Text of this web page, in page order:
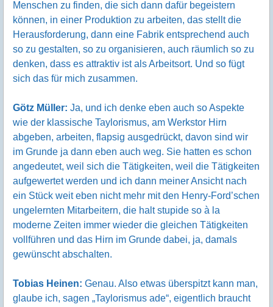
Menschen zu finden, die sich dann dafür begeistern
können, in einer Produktion zu arbeiten, das stellt die
Herausforderung, dann eine Fabrik entsprechend auch
so zu gestalten, so zu organisieren, auch räumlich so zu
denken, dass es attraktiv ist als Arbeitsort. Und so fügt
sich das für mich zusammen.
Götz Müller: Ja, und ich denke eben auch so Aspekte
wie der klassische Taylorismus, am Werkstor Hirn
abgeben, arbeiten, flapsig ausgedrückt, davon sind wir
im Grunde ja dann eben auch weg. Sie hatten es schon
angedeutet, weil sich die Tätigkeiten, weil die Tätigkeiten
aufgewertet werden und ich dann meiner Ansicht nach
ein Stück weit eben nicht mehr mit den Henry-Ford’schen
ungelernten Mitarbeitern, die halt stupide so à la
moderne Zeiten immer wieder die gleichen Tätigkeiten
vollführen und das Hirn im Grunde dabei, ja, damals
gewünscht abschalten.
Tobias Heinen: Genau. Also etwas überspitzt kann man,
glaube ich, sagen „Taylorismus ade“, eigentlich braucht